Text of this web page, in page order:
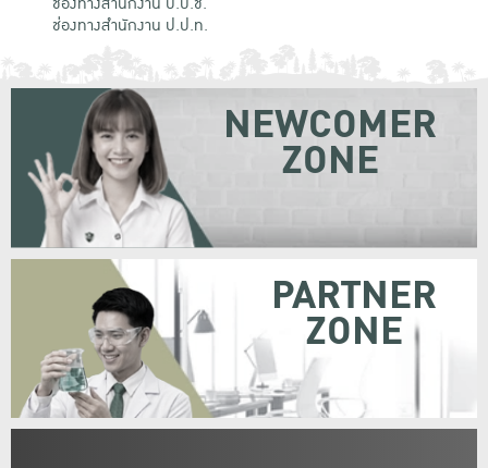
ช่องทางสำนักงาน ป.ป.ท.
NEWCOMER
ZONE
PARTNER
ZONE